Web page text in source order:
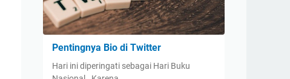
Pentingnya Bio di Twitter
Hari ini diperingati sebagai Hari Buku